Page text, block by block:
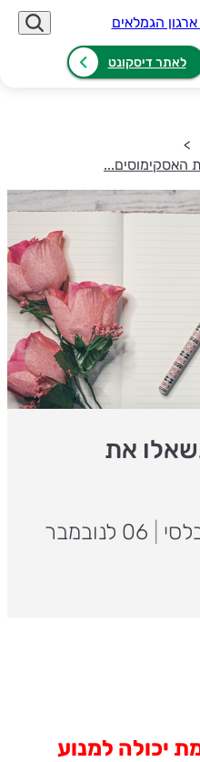
לאתר דיסקונט
האסקימוסים...
את
06 לנובמבר
יכולה למנוע